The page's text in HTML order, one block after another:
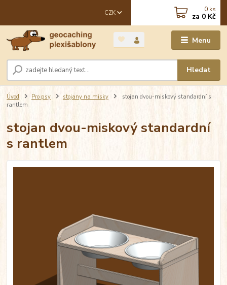
Menu
CZK
Hledat
0 ks
za 0 Kč
Úvod Pro psy stojany na misky
stojan dvou-miskový standardní s
rantlem
stojan dvou-miskový standardní
s rantlem